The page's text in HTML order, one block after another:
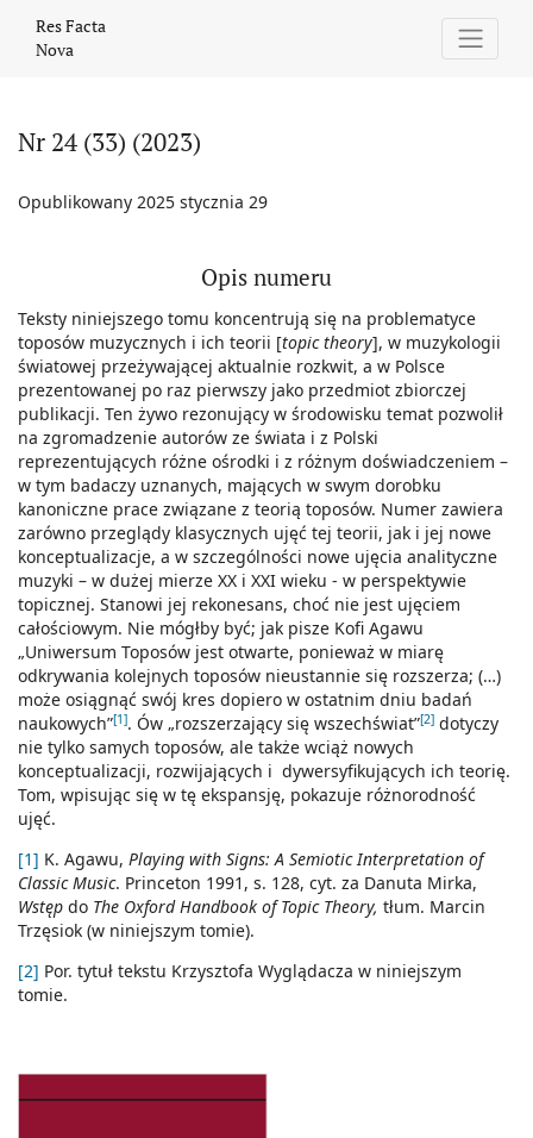
Res Facta
Nova
Nr 24 (33) (2023)
Opublikowany 2025 stycznia 29
Opis numeru
Teksty niniejszego tomu koncentrują się na problematyce
toposów muzycznych i ich teorii [topic theory], w muzykologii
światowej przeżywającej aktualnie rozkwit, a w Polsce
prezentowanej po raz pierwszy jako przedmiot zbiorczej
publikacji. Ten żywo rezonujący w środowisku temat pozwolił
na zgromadzenie autorów ze świata i z Polski
reprezentujących różne ośrodki i z różnym doświadczeniem –
w tym badaczy uznanych, mających w swym dorobku
kanoniczne prace związane z teorią toposów. Numer zawiera
zarówno przeglądy klasycznych ujęć tej teorii, jak i jej nowe
konceptualizacje, a w szczególności nowe ujęcia analityczne
muzyki – w dużej mierze XX i XXI wieku - w perspektywie
topicznej. Stanowi jej rekonesans, choć nie jest ujęciem
całościowym. Nie mógłby być; jak pisze Kofi Agawu
„Uniwersum Toposów jest otwarte, ponieważ w miarę
odkrywania kolejnych toposów nieustannie się rozszerza; (…)
może osiągnąć swój kres dopiero w ostatnim dniu badań
naukowych”[1]. Ów „rozszerzający się wszechświat”[2] dotyczy
nie tylko samych toposów, ale także wciąż nowych
konceptualizacji, rozwijających i dywersyfikujących ich teorię.
Tom, wpisując się w tę ekspansję, pokazuje różnorodność
ujęć.
[1] K. Agawu, Playing with Signs: A Semiotic Interpretation of
Classic Music. Princeton 1991, s. 128, cyt. za Danuta Mirka,
Wstęp do The Oxford Handbook of Topic Theory, tłum. Marcin
Trzęsiok (w niniejszym tomie).
[2] Por. tytuł tekstu Krzysztofa Wyglądacza w niniejszym
tomie.